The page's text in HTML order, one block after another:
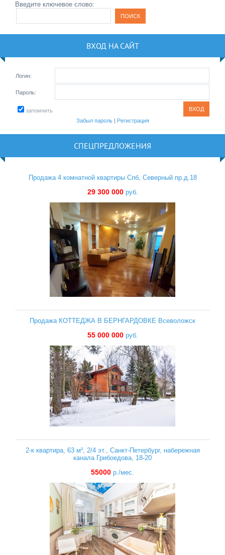
Введите ключевое слово:
ВХОД НА САЙТ
Логин:
Пароль:
запомнить
Забыл пароль| Регистрация
СПЕЦПРЕДЛОЖЕНИЯ
Продажа 4 комнатной квартиры Спб, Северный пр.д.18
29 300 000руб.
Продажа КОТТЕДЖА В БЕРНГАРДОВКЕ Всеволожск
55 000 000руб.
2-к квартира, 63 м², 2/4 эт., Санкт-Петербург, набережная
канала Грибоедова, 18-20
55000 р./мес.